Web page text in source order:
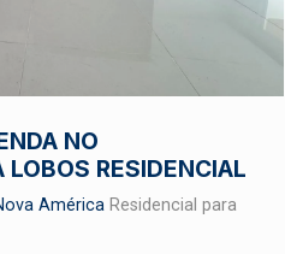
NO
RESIDENCIAL
América Residencial para